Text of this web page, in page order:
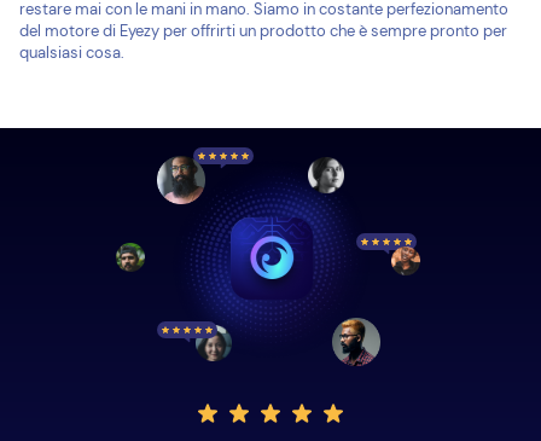
restare mai con le mani in mano. Siamo in costante perfezionamento
del motore di Eyezy per offrirti un prodotto che è sempre pronto per
qualsiasi cosa.